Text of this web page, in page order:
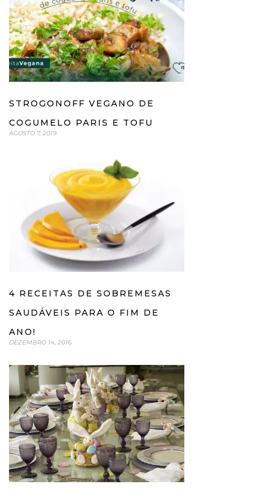
STROGONOFF VEGANO DE
COGUMELO PARIS E TOFU
AGOSTO 7, 2019
4 RECEITAS DE SOBREMESAS
SAUDÁVEIS PARA O FIM DE
ANO!
DEZEMBRO 14, 2016